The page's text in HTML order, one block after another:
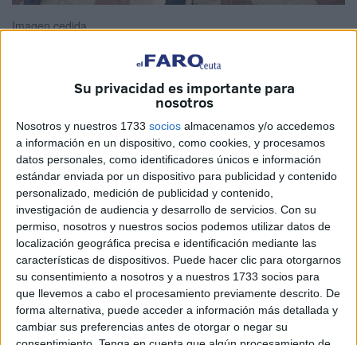
Su privacidad es importante para
nosotros
Nosotros y nuestros 1733 socios almacenamos y/o accedemos
a información en un dispositivo, como cookies, y procesamos
datos personales, como identificadores únicos e información
estándar enviada por un dispositivo para publicidad y contenido
personalizado, medición de publicidad y contenido,
investigación de audiencia y desarrollo de servicios. Con su
permiso, nosotros y nuestros socios podemos utilizar datos de
localización geográfica precisa e identificación mediante las
características de dispositivos. Puede hacer clic para otorgarnos
su consentimiento a nosotros y a nuestros 1733 socios para
que llevemos a cabo el procesamiento previamente descrito. De
forma alternativa, puede acceder a información más detallada y
cambiar sus preferencias antes de otorgar o negar su
Imagen cedida
unidad de seguridad y salvamento Marsave
intervenido esta tarde en la playa del Chorrillo de Ceuta
después de queun hombre de unos 70 añossufriera
una pérdida de consciencia.
Según ha podido saber este periódico, la empresa recibió
una llamada de alerta sobre las 18:30 de esta tarde del
servicio de emergencias 112 , en la que se daba cuenta
de una incidencia en las inmediaciones de la playa,
concretamenteen las escaleras de acceso desde la
arena.
Ante esta situación, Marsave movilizó aun socorrista y a